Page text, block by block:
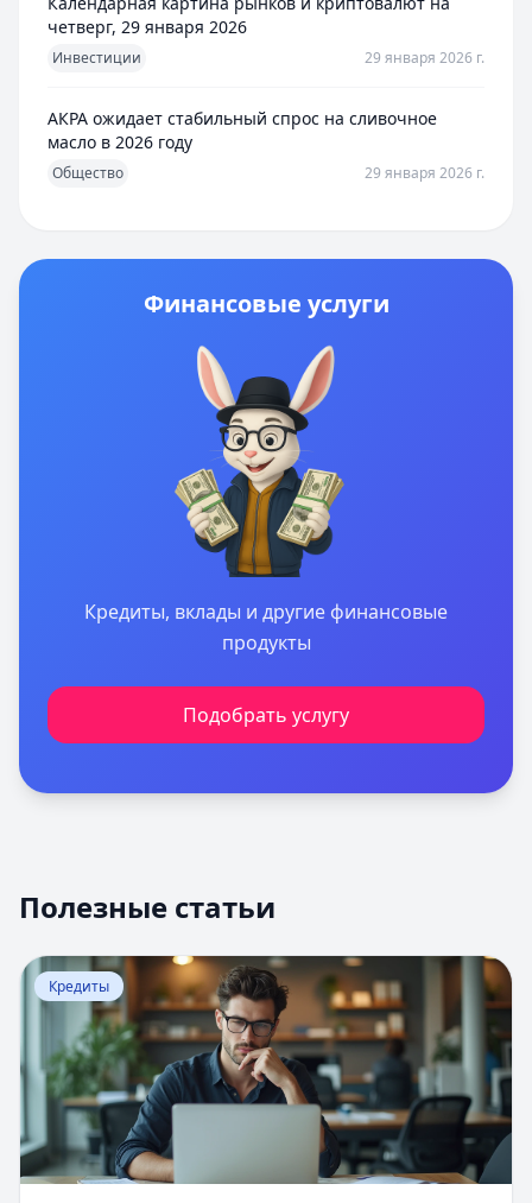
четверг, 29 января 2026
Инвестиции 29 января 2026 г.
АКРА ожидает стабильный спрос на сливочное
масло в 2026 году
Общество 29 января 2026 г.
Финансовые услуги
Кредиты, вклады и другие финансовые
продукты
Подобрать услугу
Полезные статьи
Перейти к статье:Кредитная линия банков
Кредиты